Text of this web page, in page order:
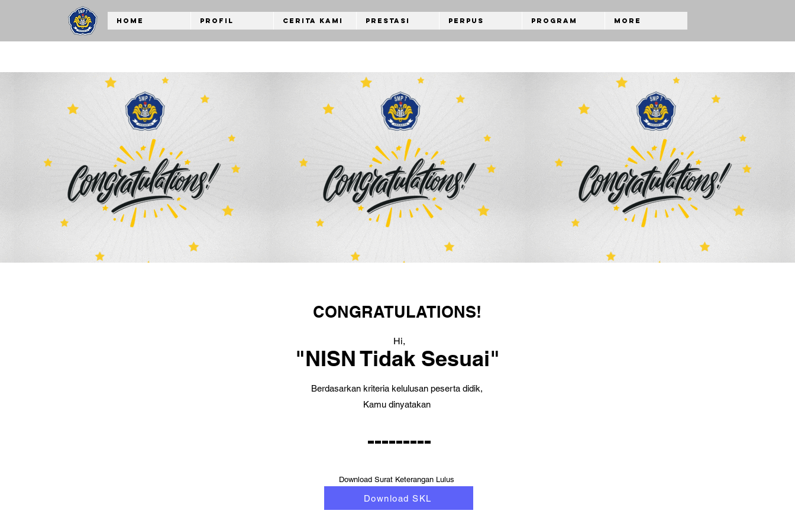
Home Profil Cerita Kami Prestasi Perpus Program More
CONGRATULATIONS!
Hi,
"NISN Tidak Sesuai"
Berdasarkan kriteria kelulusan peserta didik,
Kamu dinyatakan
---------
Download Surat Keterangan Lulus
Download SKL